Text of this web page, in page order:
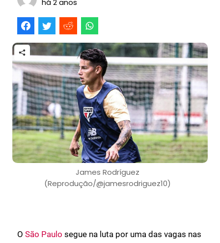
James Rodríguez
(Reprodução/@jamesrodriguez10)
O São Paulo segue na luta por uma das vagas nas